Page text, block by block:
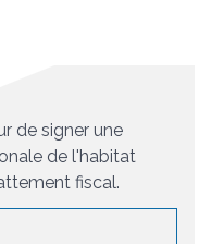
de signer une
de l'habitat
fiscal.